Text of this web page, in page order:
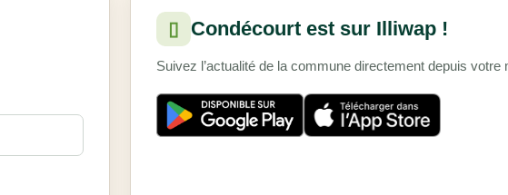
▯ Condécourt est sur Illiwap !
Suivez l’actualité de la commune directement depuis votre